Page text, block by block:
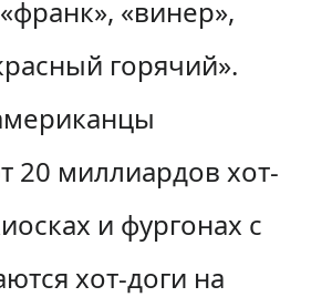
«винер»,
горячий».
20 миллиардов хот-
и фургонах с
хот-доги на